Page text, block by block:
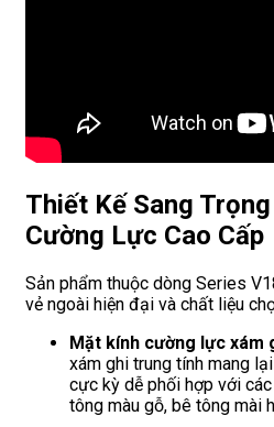
Thiết Kế Sang
Cường Lực Cao Cấp
Sản phẩm thuộc dòng Series
vẻ ngoài hiện đại và chất liệu
Mặt kính cường lực xám
xám ghi trung tính mang
cực kỳ dễ phối hợp với
tông màu gỗ, bê tông mài